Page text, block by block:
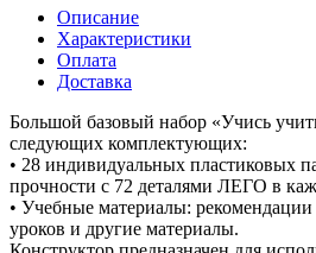
Описание
Характеристики
Оплата
Доставка
Большой базовый набор «Учись
следующих комплектующих:
• 28 индивидуальных пластиковых
прочности с 72 деталями ЛЕГО в
• Учебные материалы: рекомендации
уроков и другие материалы.